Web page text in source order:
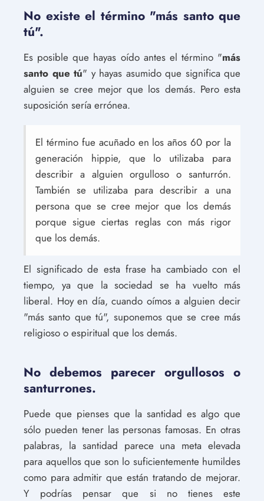
No existe el término "más santo que
tú".
Es posible que hayas oído antes el término "más
santo que tú" y hayas asumido que significa que
alguien se cree mejor que los demás. Pero esta
suposición sería errónea.
El término fue acuñado en los años 60 por la
generación hippie, que lo utilizaba para
describir a alguien orgulloso o santurrón.
También se utilizaba para describir a una
persona que se cree mejor que los demás
porque sigue ciertas reglas con más rigor
que los demás.
El significado de esta frase ha cambiado con el
tiempo, ya que la sociedad se ha vuelto más
liberal. Hoy en día, cuando oímos a alguien decir
"más santo que tú", suponemos que se cree más
religioso o espiritual que los demás.
No debemos parecer orgullosos o
santurrones.
Puede que pienses que la santidad es algo que
sólo pueden tener las personas famosas. En otras
palabras, la santidad parece una meta elevada
para aquellos que son lo suficientemente humildes
como para admitir que están tratando de mejorar.
Y podrías pensar que si no tienes este